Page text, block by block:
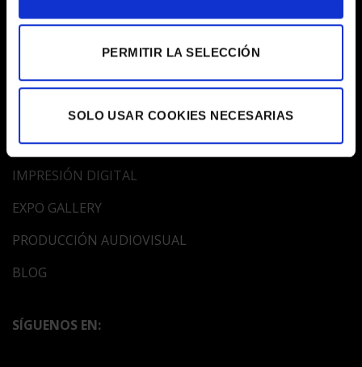
PERMITIR LA SELECCIÓN
SOLO USAR COOKIES NECESARIAS
932 01 63 88
egm@egm.es
MAPA WEB
EMPRESA
IMPRESIÓN DIGITAL
EXPO GALLERY
PRODUCCIÓN AUDIOVISUAL
BLOG
SÍGUENOS EN: